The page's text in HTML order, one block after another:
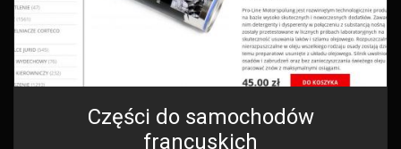
Części do samochodów
francuskich